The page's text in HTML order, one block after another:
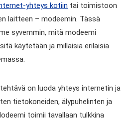
yhteys kotiin tai toimistoon
laitteen – modeemin. Tässä
syvemmin, mitä modeemi
käytetään ja millaisia erilaisia
on luoda yhteys internetin ja
tietokoneiden, älypuhelinten ja
toimii tavallaan tulkkina